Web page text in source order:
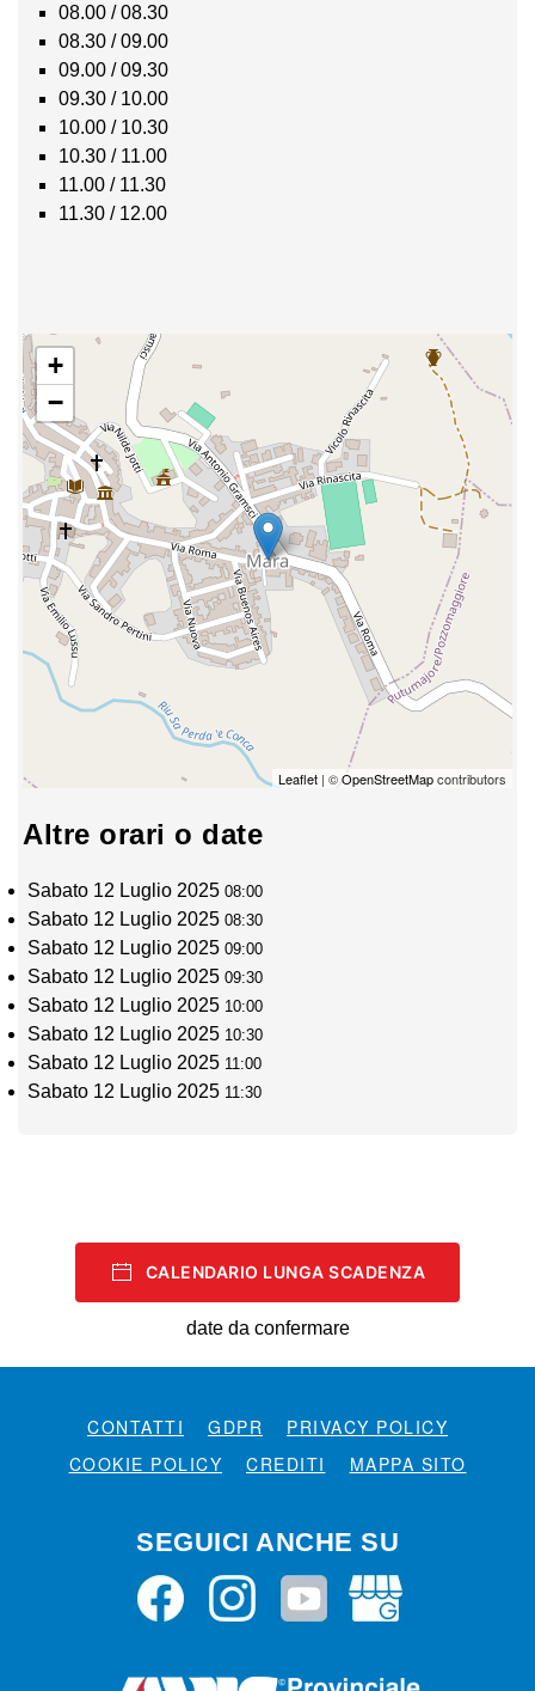
08.00 / 08.30
08.30 / 09.00
09.00 / 09.30
09.30 / 10.00
10.00 / 10.30
10.30 / 11.00
11.00 / 11.30
11.30 / 12.00
+
−
Leaflet| ©OpenStreetMapcontributors
Altre orari o date
Sabato 12 Luglio 202508:00
Sabato 12 Luglio 202508:30
Sabato 12 Luglio 202509:00
Sabato 12 Luglio 202509:30
Sabato 12 Luglio 2025 10:00
Sabato 12 Luglio 2025 10:30
Sabato 12 Luglio 2025 11:00
Sabato 12 Luglio 2025 11:30
CALENDARIO LUNGA SCADENZA
date da confermare
CONTATTI GDPR
PRIVACY POLICY
COOKIE POLICY
CREDITI MAPPA SITO
SEGUICI ANCHE SU